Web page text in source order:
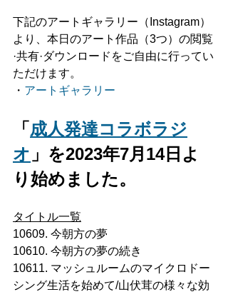
下記のアートギャラリー（Instagram）
より、本日のアート作品（3つ）の閲覧
·共有·ダウンロードをご自由に行ってい
ただけます。
・ アートギャラリー
「成人発達コラボラジ
オ 」を2023年7月14日よ
り始めました。
タイトル一覧
10609. 今朝方の夢
10610. 今朝方の夢の続き
10611. マッシュルームのマイクロドー
シング生活を始めて/山伏茸の様々な効